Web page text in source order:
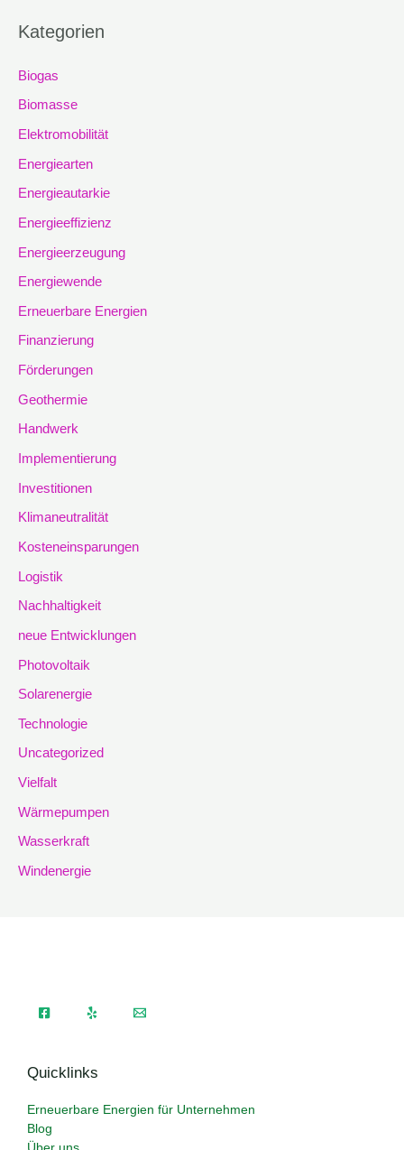
Kategorien
Biogas
Biomasse
Elektromobilität
Energiearten
Energieautarkie
Energieeffizienz
Energieerzeugung
Energiewende
Erneuerbare Energien
Finanzierung
Förderungen
Geothermie
Handwerk
Implementierung
Investitionen
Klimaneutralität
Kosteneinsparungen
Logistik
Nachhaltigkeit
neue Entwicklungen
Photovoltaik
Solarenergie
Technologie
Uncategorized
Vielfalt
Wärmepumpen
Wasserkraft
Windenergie
Quicklinks
Erneuerbare Energien für Unternehmen
Blog